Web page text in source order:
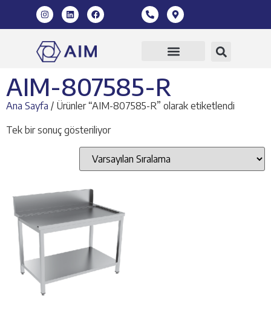
AIM-807585-R
Ana Sayfa / Ürünler “AIM-807585-R” olarak etiketlendi
Tek bir sonuç gösteriliyor